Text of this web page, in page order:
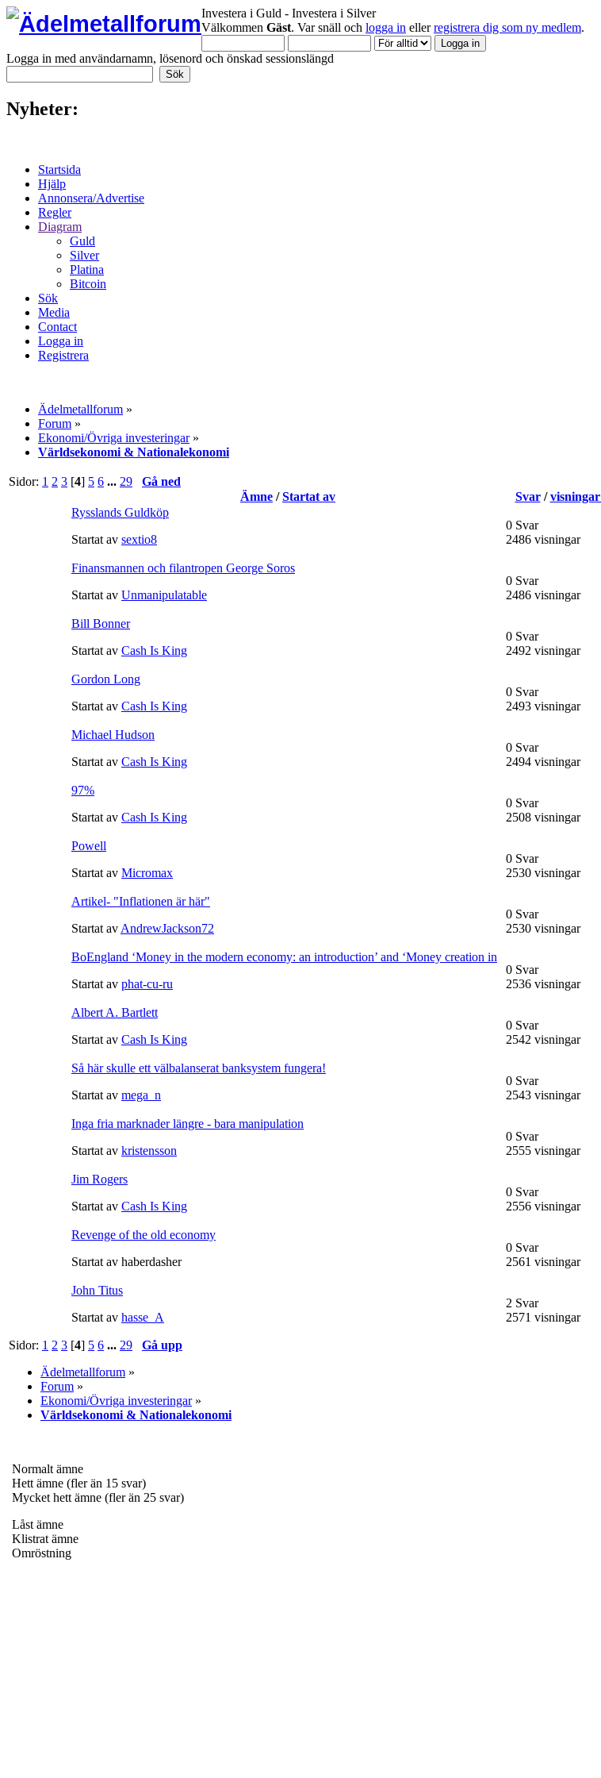
Investera i Guld - Investera i Silver
Välkommen Gäst. Var snäll och logga in ellerregistrera dig som ny medlem.
Logga in med användarnamn, lösenord och önskad sessionslängd
Nyheter:
Startsida
Hjälp
Annonsera/Advertise
Regler
Diagram
Guld
Silver
Platina
Bitcoin
Sök
Media
Contact
Logga in
Registrera
Ädelmetallforum »
Forum »
Ekonomi/Övriga investeringar»
Världsekonomi & Nationalekonomi
Sidor: 1 2 3 [4] 5 6 ... 29
Gå ned
Ämne /Startat av Svar/visningar
Rysslands Guldköp
Startat av sextio8
0 Svar
2486 visningar
Finansmannen och filantropen George Soros
Startat av Unmanipulatable
0 Svar
2486 visningar
Bill Bonner
Startat av Cash Is King
0 Svar
2492 visningar
Gordon Long
Startat av Cash Is King
0 Svar
2493 visningar
Michael Hudson
Startat av Cash Is King
0 Svar
2494 visningar
97%
Startat av Cash Is King
0 Svar
2508 visningar
Powell
Startat av Micromax
0 Svar
2530 visningar
Artikel- "Inflationen är här"
Startat av AndrewJackson72
0 Svar
2530 visningar
BoEngland ‘Money in the modern economy: an introduction’ and ‘Money creation in
Startat av phat-cu-ru
0 Svar
2536 visningar
Albert A. Bartlett
Startat av Cash Is King
0 Svar
2542 visningar
Så här skulle ett välbalanserat banksystem fungera!
Startat av mega_n
0 Svar
2543 visningar
Inga fria marknader längre - bara manipulation
Startat av kristensson
0 Svar
2555 visningar
Jim Rogers
Startat av Cash Is King
0 Svar
2556 visningar
Revenge of the old economy
Startat av haberdasher
0 Svar
2561 visningar
John Titus
Startat av hasse_A
2 Svar
2571 visningar
Sidor: 1 2 3 [4] 5 6 ... 29
Gå upp
Ädelmetallforum »
Forum »
Ekonomi/Övriga investeringar»
Världsekonomi & Nationalekonomi
Normalt ämne
Hett ämne (fler än 15 svar)
Mycket hett ämne (fler än 25 svar)
Låst ämne
Klistrat ämne
Omröstning